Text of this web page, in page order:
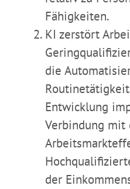
Fähigkeiten.
KI zerstört
die
Entwicklung
Verbindung mit
der